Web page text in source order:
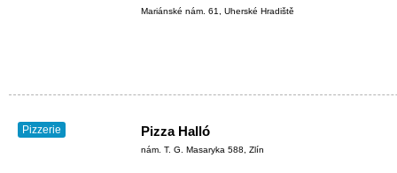
Mariánské nám. 61, Uherské Hradiště
Pizzerie Pizza Halló
nám. T. G. Masaryka 588, Zlín